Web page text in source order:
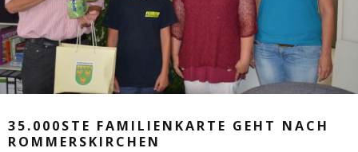
35.000STE FAMILIENKARTE GEHT NACH
ROMMERSKIRCHEN